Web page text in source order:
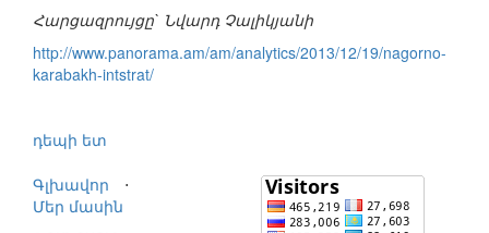
Հարցազրույցը` Նվարդ Չալիկյանի
http://www.panorama.am/am/analytics/2013/12/19/nagorno-
karabakh-intstrat/
դեպի ետ
Գլխավոր
⋅
Մեր մասին